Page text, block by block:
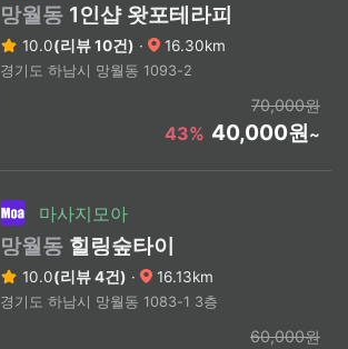
망월동 1인샵 왓포테라피
10.0(리뷰 10건) · 16.30km
경기도 하남시 망월동 1093-2
70,000원
43% 40,000원~
마사지모아
망월동 힐링숲타이
10.0(리뷰 4건) · 16.13km
경기도 하남시 망월동 1083-1 3층
60,000원